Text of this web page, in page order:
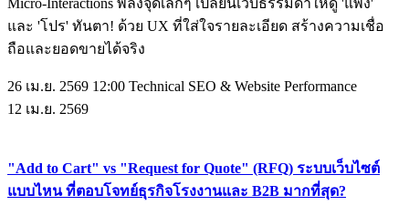
Micro-Interactions พลังจุดเล็กๆ เปลี่ยนเว็บธรรมดาให้ดู 'แพง'
และ 'โปร' ทันตา! ด้วย UX ที่ใส่ใจรายละเอียด สร้างความเชื่อ
ถือและยอดขายได้จริง
26 เม.ย. 2569 12:00 Technical SEO & Website Performance
12 เม.ย. 2569
"Add to Cart" vs "Request for Quote" (RFQ) ระบบเว็บไซต์
แบบไหน ที่ตอบโจทย์ธุรกิจโรงงานและ B2B มากที่สุด?